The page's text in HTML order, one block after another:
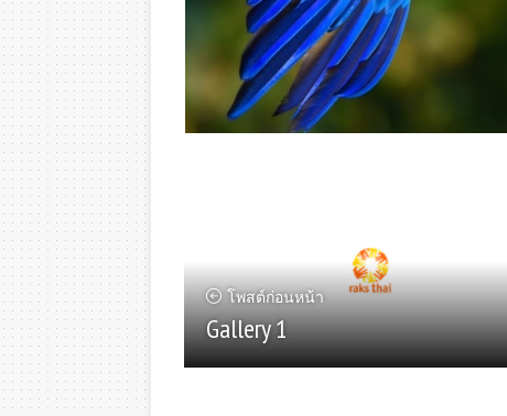
โพสต์ก่อนหน้า
Gallery 1